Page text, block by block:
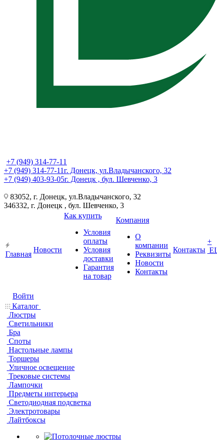
+7 (949) 314-77-11
+7 (949) 314-77-11г. Донецк, ул.Владычанского, 32
+7 (949) 403-93-05г. Донецк , бул. Шевченко, 3
83052, г. Донецк, ул.Владычанского, 32
346332, г. Донецк , бул. Шевченко, 3
Главная
Новости
Как купить
Условия
оплаты
Условия
доставки
Гарантия
на товар
Компания
О
компании
Реквизиты
Новости
Контакты
Контакты
+
Войти
Каталог
Люстры
Светильники
Бра
Споты
Настольные лампы
Торшеры
Уличное освещение
Трековые системы
Лампочки
Предметы интерьера
Светодиодная подсветка
Электротовары
Лайтбоксы